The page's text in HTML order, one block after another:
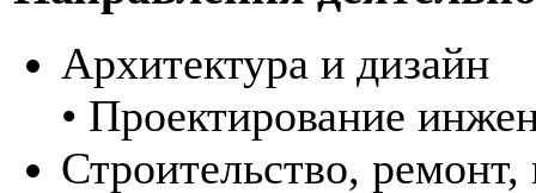
Архитектура и дизайн
• Проектирование
Строительство,